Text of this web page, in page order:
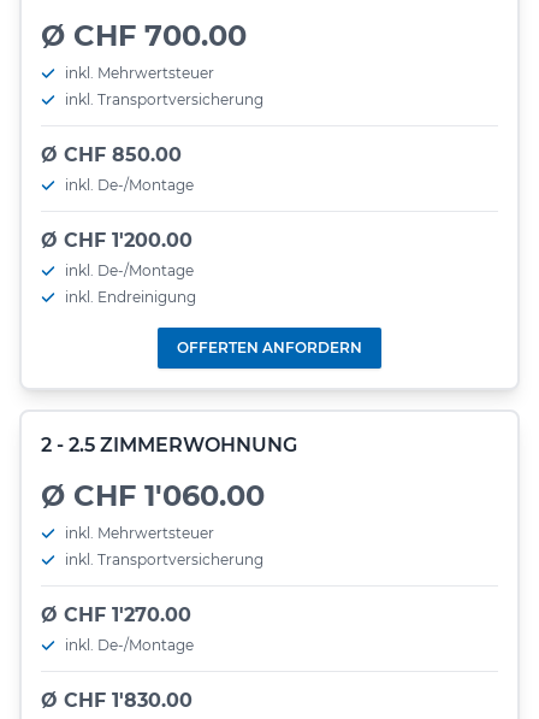
Ø CHF 700.00
inkl. Mehrwertsteuer
inkl. Transportversicherung
Ø CHF 850.00
inkl. De-/Montage
Ø CHF 1'200.00
inkl. De-/Montage
inkl. Endreinigung
OFFERTEN ANFORDERN
2 - 2.5 ZIMMERWOHNUNG
Ø CHF 1'060.00
inkl. Mehrwertsteuer
inkl. Transportversicherung
Ø CHF 1'270.00
inkl. De-/Montage
Ø CHF 1'830.00